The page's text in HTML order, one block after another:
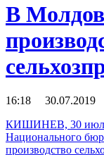
В
16:18 30.07.2019
КИШИНЕВ, 30 июл
Национального
производство